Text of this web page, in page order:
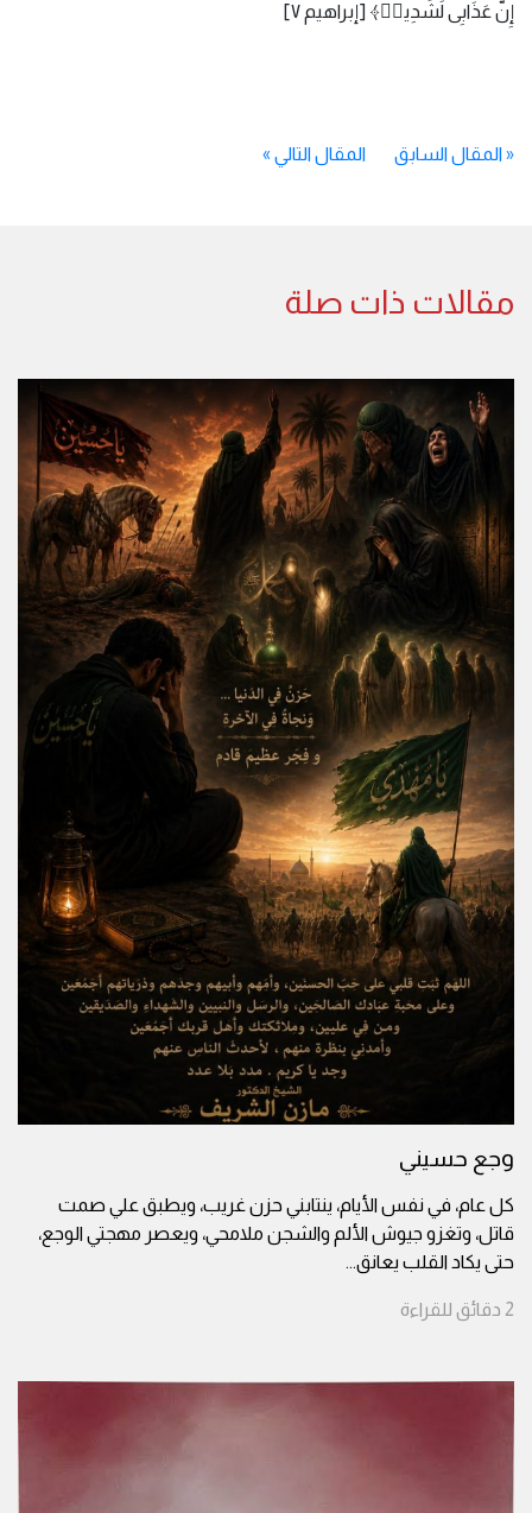
إِنَّ عَذَابِی لَشَدِیدࣱ﴾ [إبراهيم ٧]
«المقال السابق المقال التالي »
مقالات ذات صلة
وجع حسيني
كل عام، في نفس الأيام، ينتابني حزن غريب، ويطبق علي صمت
قاتل، وتغزو جيوش الألم والشجن ملامحي، ويعصر مهجتي الوجع،
حتى يكاد القلب يعانق...
2 دقائق للقراءة